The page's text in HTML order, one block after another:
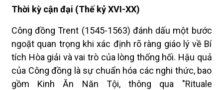
Thời kỳ cận đại (Thế kỷ XVI-XX)
Công đồng Trent (1545-1563) đánh dấu một bước
ngoặt quan trọng khi xác định rõ ràng giáo lý về Bí
tích Hòa giải và vai trò của lòng thống hối. Hậu quả
của Công đồng là sự chuẩn hóa các nghi thức, bao
gồm Kinh Ăn Năn Tội, thông qua "Rituale